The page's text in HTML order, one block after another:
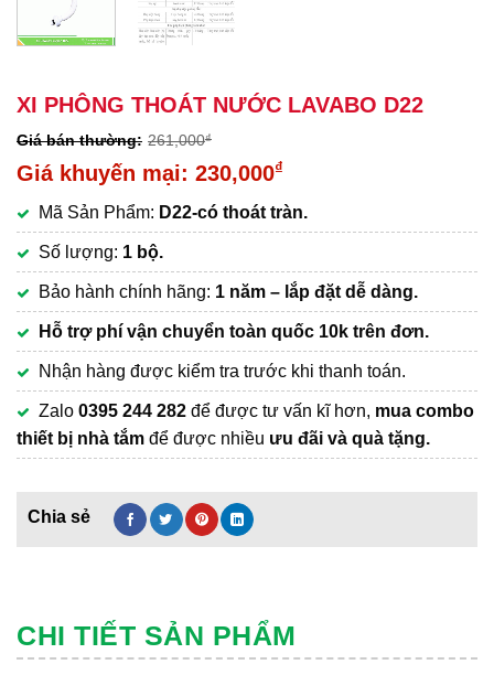
XI PHÔNG THOÁT NƯỚC LAVABO D22
261,000₫
Giá
là:
261,000₫.
230,000₫
hiện
tại
là:
230,000₫.
Mã Sản Phẩm: D22-có thoát tràn.
Số lượng: 1 bộ.
Bảo hành chính hãng: 1 năm – lắp đặt dễ dàng.
Hỗ trợ phí vận chuyển toàn quốc 10k trên đơn.
Nhận hàng được kiểm tra trước khi thanh toán.
Zalo 0395 244 282 để được tư vấn kĩ hơn, mua combo
thiết bị nhà tắm để được nhiều ưu đãi và quà tặng.
CHI TIẾT SẢN PHẨM